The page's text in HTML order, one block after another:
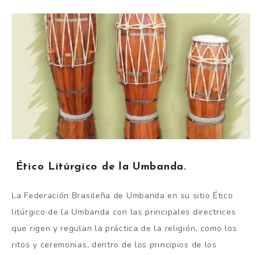
Ético Litúrgico de la Umbanda.
La Federación Brasileña de Umbanda en su sitio Ético
litúrgico de la Umbanda con las principales directrices
que rigen y regulan la práctica de la religión, como los
ritos y ceremonias, dentro de los principios de los